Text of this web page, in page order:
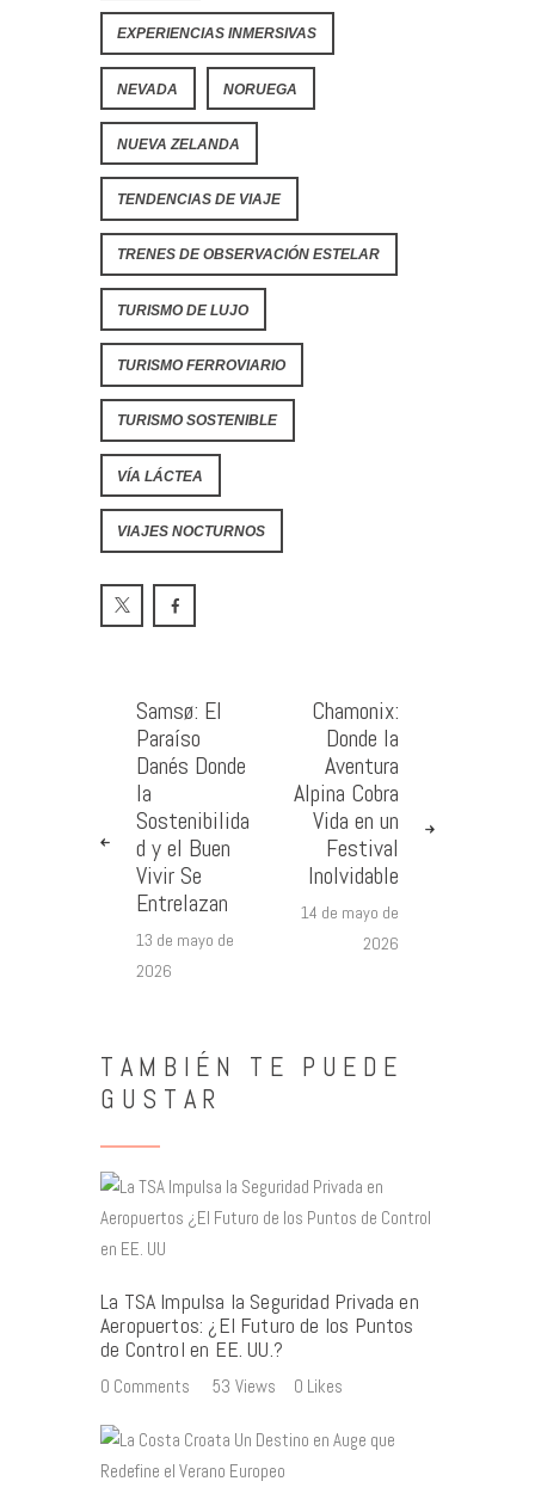
EXPERIENCIAS INMERSIVAS
NEVADA NORUEGA
NUEVA ZELANDA
TENDENCIAS DE VIAJE
TRENES DE OBSERVACIÓN ESTELAR
TURISMO DE LUJO
TURISMO FERROVIARIO
TURISMO SOSTENIBLE
VÍA LÁCTEA
VIAJES NOCTURNOS
Samsø: El
Paraíso
Danés Donde
la
Sostenibilida
d y el Buen
Vivir Se
Entrelazan
13 de mayo de
2026
Chamonix:
Donde la
Aventura
Alpina Cobra
Vida en un
Festival
Inolvidable
14 de mayo de
2026
TAMBIÉN TE PUEDE
GUSTAR
La TSA Impulsa la Seguridad Privada en
Aeropuertos: ¿El Futuro de los Puntos
de Control en EE. UU.?
0 Comments 53 Views 0 Likes